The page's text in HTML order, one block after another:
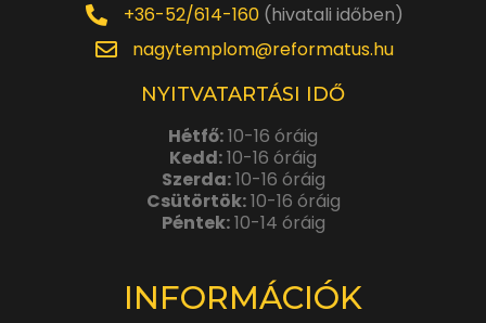
+36-52/614-160(hivatali időben)
nagytemplom@reformatus.hu
NYITVATARTÁSI IDŐ
Hétfő:10-16 óráig
Kedd:10-16 óráig
Szerda:10-16 óráig
Csütörtök:10-16 óráig
Péntek:10-14 óráig
INFORMÁCIÓK